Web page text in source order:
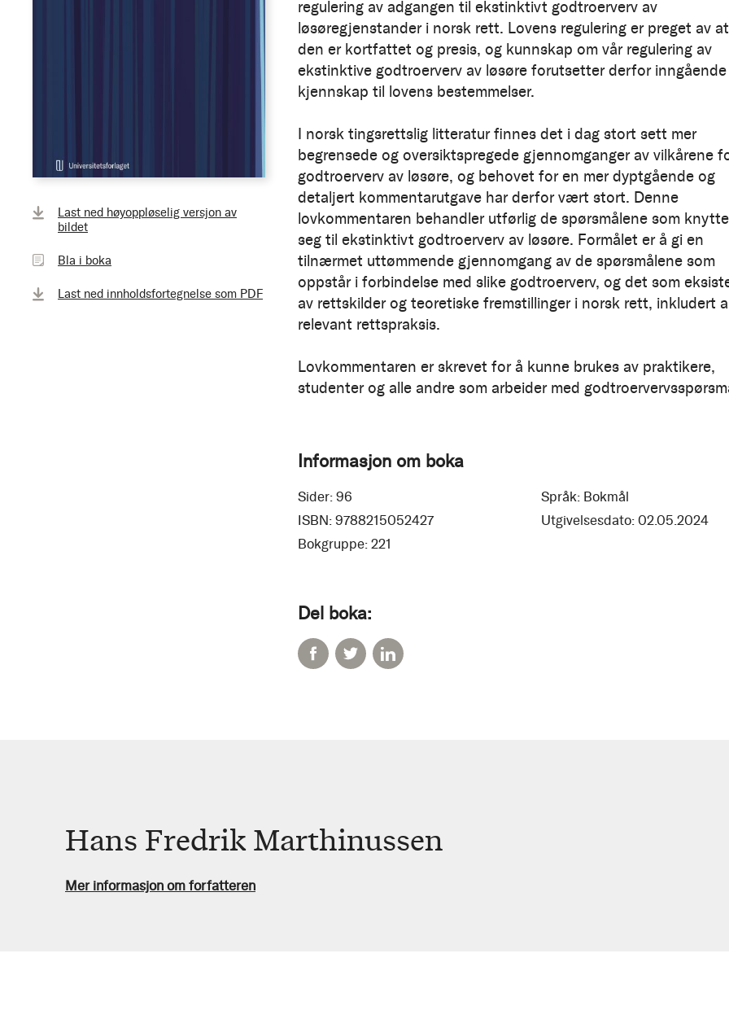
Last ned høyoppløselig versjon av
bildet
Bla
i
Bla i boka
Last ned innholdsfortegnelse som PDF
regulering av adgangen til ekstinktivt godtroerverv av
løsøregjenstander i norsk rett. Lovens regulering er preget av at
den er kortfattet og presis, og kunnskap om vår regulering av
ekstinktive godtroerverv av løsøre forutsetter derfor inngående
kjennskap til lovens bestemmelser.
I norsk tingsrettslig litteratur finnes det i dag stort sett mer
begrensede og oversiktspregede gjennomganger av vilkårene
godtroerverv av løsøre, og behovet for en mer dyptgående og
detaljert kommentarutgave har derfor vært stort. Denne
lovkommentaren behandler utførlig de spørsmålene som
seg til ekstinktivt godtroerverv av løsøre. Formålet er å gi en
tilnærmet uttømmende gjennomgang av de spørsmålene som
oppstår i forbindelse med slike godtroerverv, og det som
av rettskilder og teoretiske fremstillinger i norsk rett, inkludert
relevant rettspraksis.
Lovkommentaren er skrevet for å kunne brukes av praktikere,
studenter og alle andre som arbeider med
Informasjon om boka
Sider: 96 Språk: Bokmål
ISBN: 9788215052427 Utgivelsesdato: 02.05.2024
Bokgruppe: 221
Del boka:
Hans Fredrik Marthinussen
Mer informasjon om forfatteren